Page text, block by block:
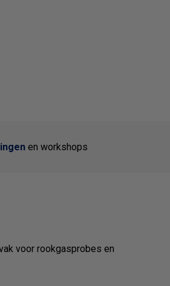
en workshops
voor rookgasprobes en